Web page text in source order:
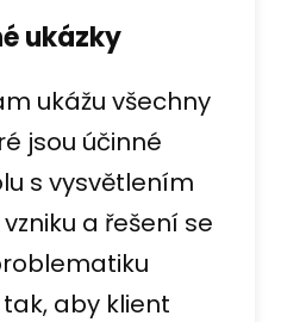
ukázky
ukážu všechny
jsou účinné
s vysvětlením
a řešení se
aby klient